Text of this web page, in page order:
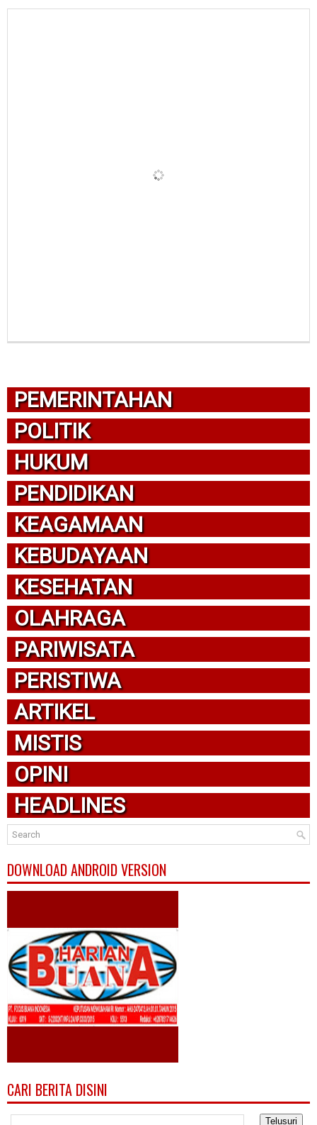
PEMERINTAHAN
POLITIK
HUKUM
PENDIDIKAN
KEAGAMAAN
KEBUDAYAAN
KESEHATAN
OLAHRAGA
PARIWISATA
PERISTIWA
ARTIKEL
MISTIS
OPINI
HEADLINES
DOWNLOAD ANDROID VERSION
CARI BERITA DISINI